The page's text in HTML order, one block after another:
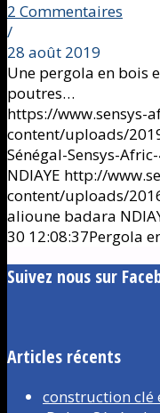
2 Commentaires
/
28 août 2019
Une pergola en bois
poutres…
https://www.sensys-
content/uploads/
Sénégal-Sensys-
NDIAYE http://
content/uploads/
alioune badara
30 12:08:37Pergola
Suivez nous sur
Articles récents
construction clé